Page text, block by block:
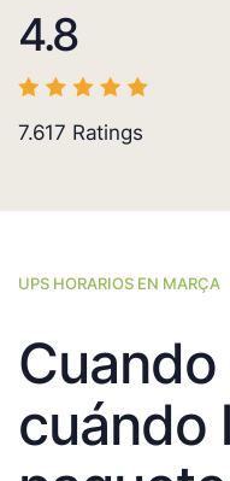
4.8
7.617 Ratings
UPS HORARIOS EN MARÇA
cuándo